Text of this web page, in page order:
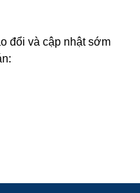
đổi và cập nhật sớm